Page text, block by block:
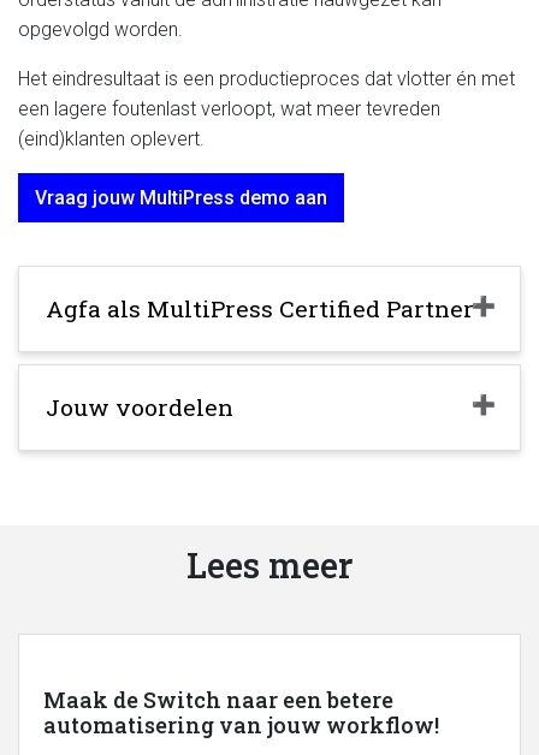
opgevolgd worden.
Het eindresultaat is een productieproces dat vlotter én met
een lagere foutenlast verloopt, wat meer tevreden
(eind)klanten oplevert.
Vraag jouw MultiPress demo aan
Agfa als MultiPress Certified Partner
Jouw voordelen
Lees meer
Maak de Switch naar een betere
automatisering van jouw workflow!